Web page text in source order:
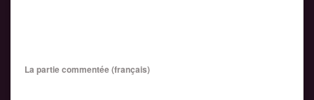
La partie commentée (français)